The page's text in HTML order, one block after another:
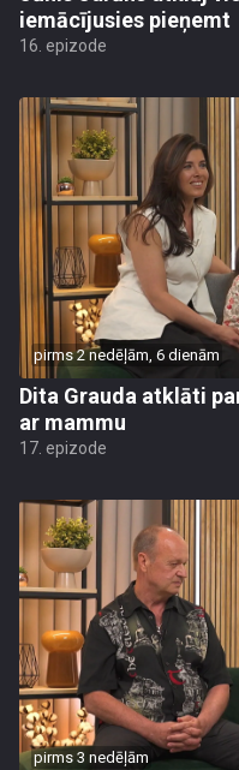
iemācījusies pieņemt
16. epizode
pirms 2 nedēļām, 6 dienām
Dita Grauda atklāti
ar mammu
17. epizode
pirms 3 nedēļām